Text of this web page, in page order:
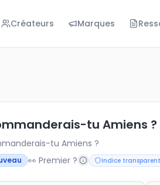
Créateurs Marques
tu Amiens ?
tu Amiens ?
tu Amiens ?
tu Amiens ?
👀 Premier ? Indice transparent